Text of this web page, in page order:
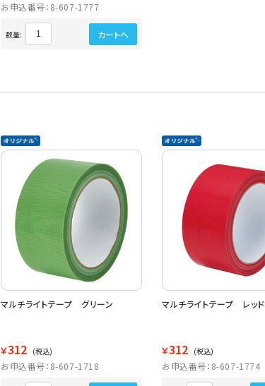
お申込番号：8-607-1777
数量: カートへ
マルチライトテープ グリーン
￥312 (税込)
お申込番号：8-607-1718
マルチライトテープ レッド
￥312 (税込)
お申込番号：8-607-1774